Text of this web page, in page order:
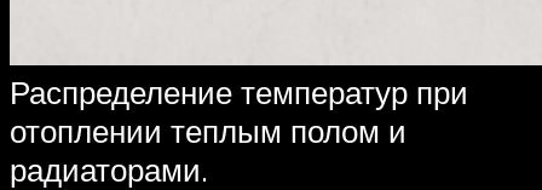
Распределение температур при
отоплении теплым полом и
радиаторами.